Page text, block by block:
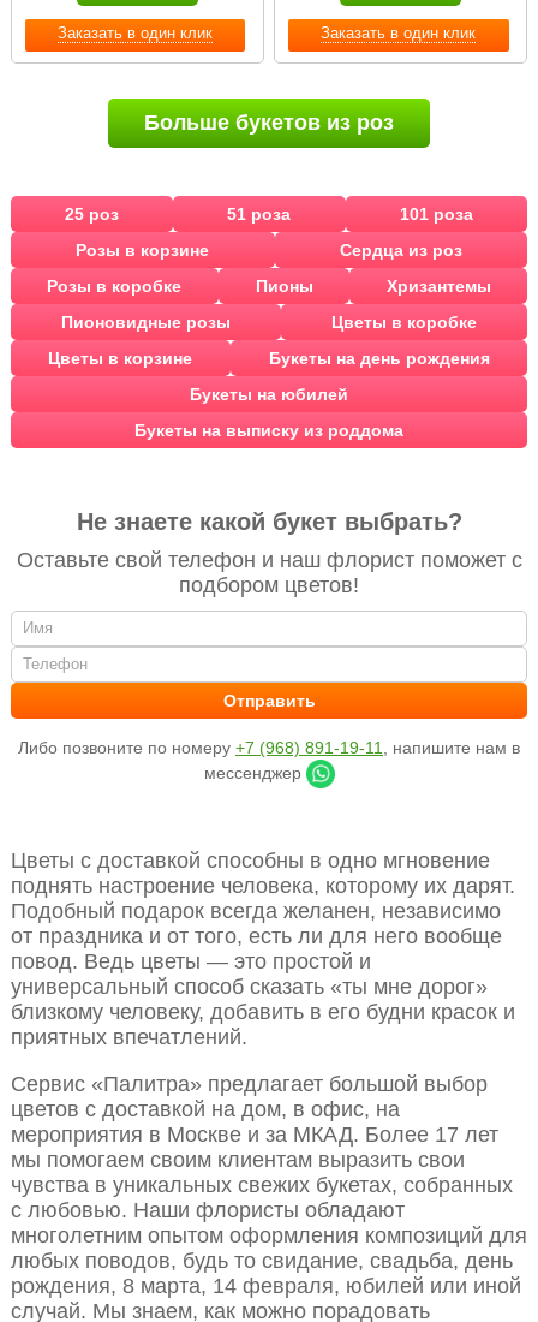
Заказать в один клик Заказать в один клик
Больше букетов из роз
25 роз 51 роза
101 роза
Розы в корзине
Сердца из роз
Розы в коробке
Пионы
Хризантемы
Пионовидные розы
Цветы в коробке
Цветы в корзине
Букеты на день рождения
Букеты на юбилей
Букеты на выписку из роддома
Не знаете какой букет выбрать?
Оставьте свой телефон и наш флорист поможет с
подбором цветов!
Либо позвоните по номеру +7 (968) 891-19-11
, напишите нам в
мессенджер
Цветы с доставкой способны в одно мгновение
поднять настроение человека, которому их дарят.
Подобный подарок всегда желанен, независимо
от праздника и от того, есть ли для него вообще
повод. Ведь цветы — это простой и
универсальный способ сказать «ты мне дорог»
близкому человеку, добавить в его будни красок и
приятных впечатлений.
Сервис «Палитра» предлагает большой выбор
цветов с доставкой на дом, в офис, на
мероприятия в Москве и за МКАД. Более 17 лет
мы помогаем своим клиентам выразить свои
чувства в уникальных свежих букетах, собранных
с любовью. Наши флористы обладают
многолетним опытом оформления композиций для
любых поводов, будь то свидание, свадьба, день
рождения, 8 марта, 14 февраля, юбилей или иной
случай. Мы знаем, как можно порадовать